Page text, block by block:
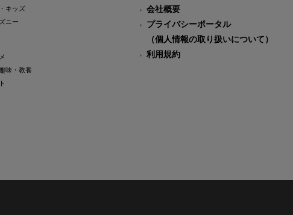
キッズ
ニー
味・教養
会社概要
プライバシーポータル
（個人情報の取り扱いについて）
利用規約